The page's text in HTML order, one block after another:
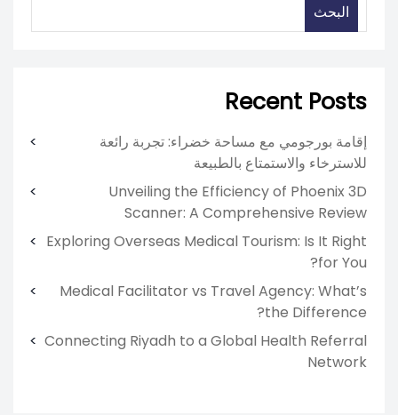
البحث
Recent Posts
إقامة بورجومي مع مساحة خضراء: تجربة رائعة
للاسترخاء والاستمتاع بالطبيعة
Unveiling the Efficiency of Phoenix 3D
Scanner: A Comprehensive Review
Exploring Overseas Medical Tourism: Is It Right
for You?
Medical Facilitator vs Travel Agency: What’s
the Difference?
Connecting Riyadh to a Global Health Referral
Network